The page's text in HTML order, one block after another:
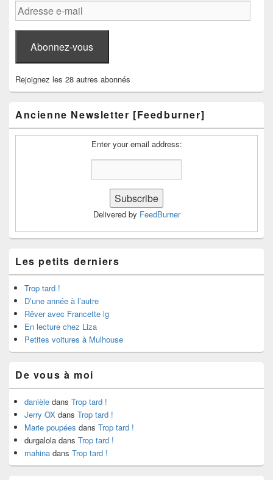
Adresse
e-
mail
Abonnez-vous
Rejoignez les 28 autres abonnés
Ancienne Newsletter [Feedburner]
Enter your email address:
Delivered by FeedBurner
Les petits derniers
Trop tard !
D’une année à l’autre
Rêver avec Francette lg
En lecture chez Liza
Petites voitures à Mulhouse
De vous à moi
danièle dans Trop tard !
Jerry OX dans Trop tard !
Marie poupées dans Trop tard !
durgalola dans Trop tard !
mahina dans Trop tard !